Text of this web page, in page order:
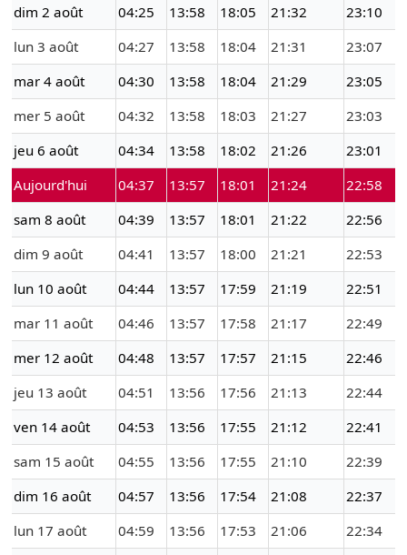
dim 2 août
04:25 13:58 18:05 21:32
23:10
lun 3 août
04:27 13:58 18:04 21:31
23:07
mar 4 août
04:30 13:58 18:04 21:29
23:05
mer 5 août
04:32 13:58 18:03 21:27
23:03
jeu 6 août
04:34 13:58 18:02 21:26
23:01
Aujourd'hui
04:37 13:57 18:01 21:24
22:58
sam 8 août
04:39 13:57 18:01 21:22
22:56
dim 9 août
04:41 13:57 18:00 21:21
22:53
lun 10 août
04:44 13:57 17:59 21:19
22:51
mar 11 août
04:46 13:57 17:58 21:17
22:49
mer 12 août
04:48 13:57 17:57 21:15
22:46
jeu 13 août
04:51 13:56 17:56 21:13
22:44
ven 14 août
04:53 13:56 17:55 21:12
22:41
sam 15 août
04:55 13:56 17:55 21:10
22:39
dim 16 août
04:57 13:56 17:54 21:08
22:37
lun 17 août
04:59 13:56 17:53 21:06
22:34